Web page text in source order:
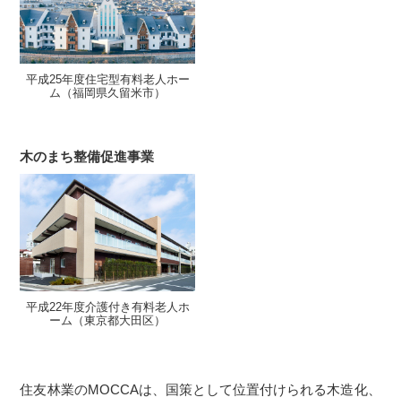
平成25年度住宅型有料老人ホー
ム（福岡県久留米市）
木のまち整備促進事業
平成22年度介護付き有料老人ホ
ーム（東京都大田区）
住友林業のMOCCAは、国策として位置付けられる木造化、